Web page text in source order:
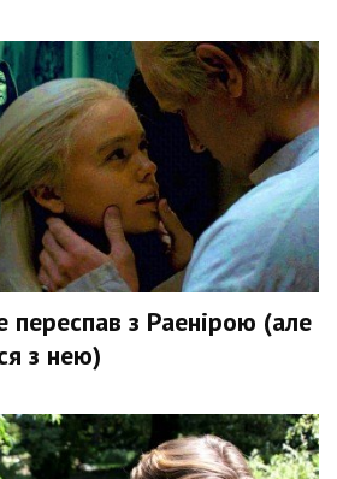
з Раенірою (але
з нею)